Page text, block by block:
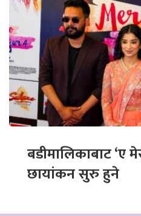
बडीमालिकाबाट ‘ए
छायांकन सुरु हुने